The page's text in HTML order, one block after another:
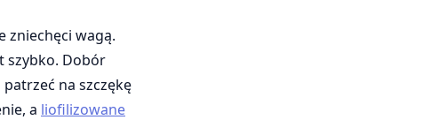
zniechęci wagą.
szybko. Dobór
na szczękę
a liofilizowane